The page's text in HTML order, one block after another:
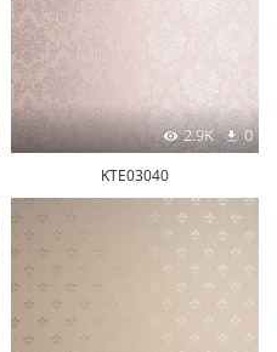
2.9K 0
KTE03040